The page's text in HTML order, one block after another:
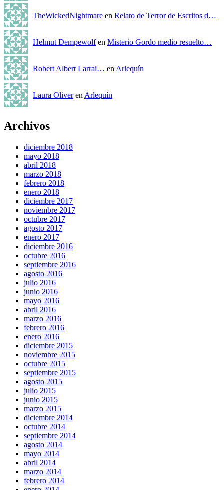
TheWickedNightmare en Relato de Terror de Escritos d…
Helmut Dempewolfen Misterio Gordo medio resuelto…
Robert Albert Larrai… en Arlequín
Laura Oliveren Arlequín
Archivos
diciembre 2018
mayo 2018
abril 2018
marzo 2018
febrero 2018
enero 2018
diciembre 2017
noviembre 2017
octubre 2017
agosto 2017
enero 2017
diciembre 2016
octubre 2016
septiembre 2016
agosto 2016
julio 2016
junio 2016
mayo 2016
abril 2016
marzo 2016
febrero 2016
enero 2016
diciembre 2015
noviembre 2015
octubre 2015
septiembre 2015
agosto 2015
julio 2015
junio 2015
marzo 2015
diciembre 2014
octubre 2014
septiembre 2014
agosto 2014
mayo 2014
abril 2014
marzo 2014
febrero 2014